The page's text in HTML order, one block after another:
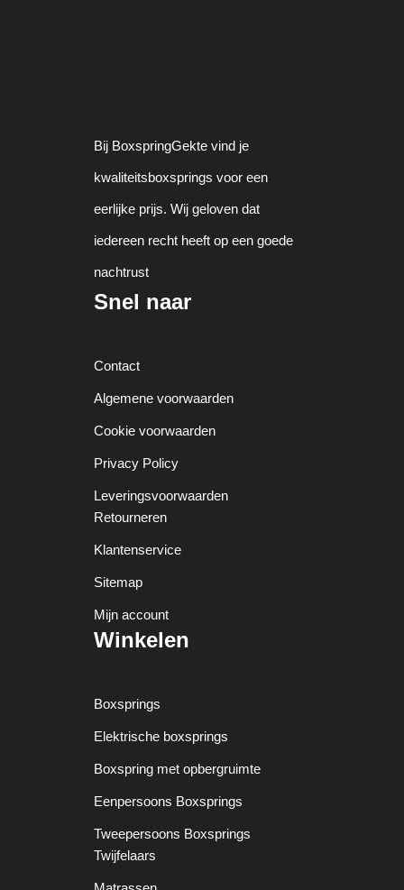
Bij BoxspringGekte vind je
kwaliteitsboxsprings voor een
eerlijke prijs. Wij geloven dat
iedereen recht heeft op een goede
nachtrust
Snel naar
Contact
Algemene voorwaarden
Cookie voorwaarden
Privacy Policy
Leveringsvoorwaarden
Retourneren
Klantenservice
Sitemap
Mijn account
Winkelen
Boxsprings
Elektrische boxsprings
Boxspring met opbergruimte
Eenpersoons Boxsprings
Tweepersoons Boxsprings
Twijfelaars